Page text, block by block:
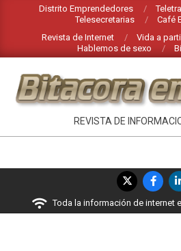
contenido
Distrito Emprendedores
Telesecretarias
Café
Revista de Internet
Vida a
Hablemos de sexo
BITACORA
LA
RED
REVISTA DE
navegación
Toda la información de internet